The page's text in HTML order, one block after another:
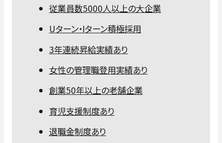
従業員数5000人以上の大企業
Uターン・Iターン積極採用
3年連続昇給実績あり
女性の管理職登用実績あり
創業50年以上の老舗企業
育児支援制度あり
退職金制度あり